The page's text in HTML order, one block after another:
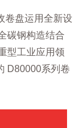
卷盘运用全新设
碳钢构造结合
型工业应用领
D80000系列卷